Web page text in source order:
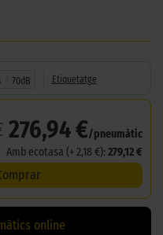
70dB Etiquetatge
276,94 €/pneumàtic
Amb ecotasa (+ 2,18 €): 279,12 €
online